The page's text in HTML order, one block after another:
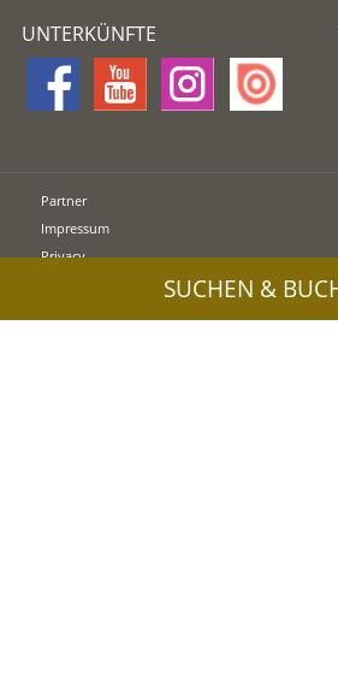
UNTERKÜNFTE
Partner
Impressum
Privacy
SUCHEN &